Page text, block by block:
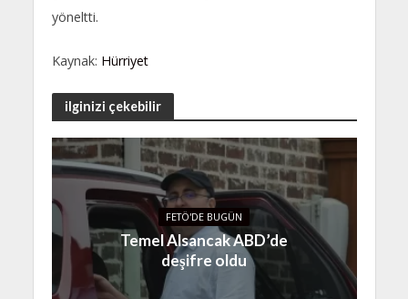
yöneltti.
Kaynak: Hürriyet
ilginizi çekebilir
FETÖ'DE BUGÜN
Temel Alsancak ABD’de
deşifre oldu